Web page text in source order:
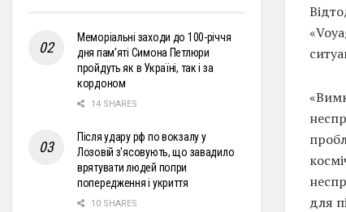
для
Меморіальні заходи до 100-річчя
дня пам’яті Симона Петлюри
пройдуть як в Україні, так і за
кордоном
14 SHARES
Після удару рф по вокзалу у
Лозовій з'ясовують, що завадило
врятувати людей попри
попередження і укриття
10 SHARES